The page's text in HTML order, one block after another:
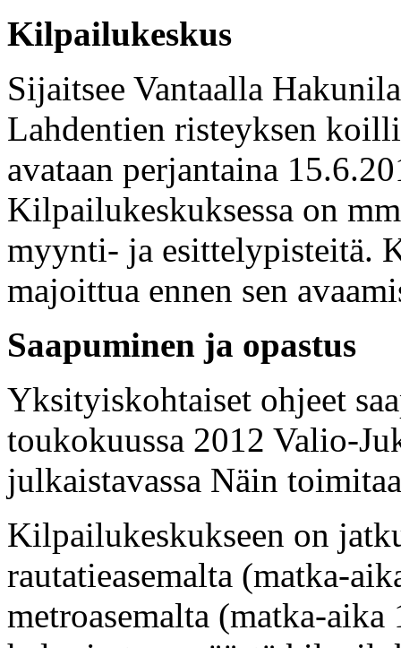
Kilpailukeskus
Sijaitsee Vantaalla
Lahdentien risteyksen
avataan perjantaina
Kilpailukeskuksessa on
myynti- ja esittelypisteitä.
majoittua ennen sen
Saapuminen ja opastus
Yksityiskohtaiset ohjeet
toukokuussa 2012 Valio-
julkaistavassa Näin
Kilpailukeskukseen on
rautatieasemalta (matka-
metroasemalta (matka-